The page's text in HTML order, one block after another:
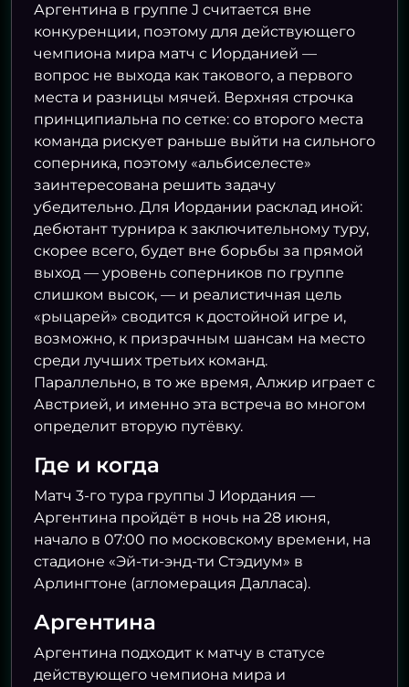
Аргентина в группе J считается вне
конкуренции, поэтому для действующего
чемпиона мира матч с Иорданией —
вопрос не выхода как такового, а первого
места и разницы мячей. Верхняя строчка
принципиальна по сетке: со второго места
команда рискует раньше выйти на сильного
соперника, поэтому «альбиселесте»
заинтересована решить задачу
убедительно. Для Иордании расклад иной:
дебютант турнира к заключительному туру,
скорее всего, будет вне борьбы за прямой
выход — уровень соперников по группе
слишком высок, — и реалистичная цель
«рыцарей» сводится к достойной игре и,
возможно, к призрачным шансам на место
среди лучших третьих команд.
Параллельно, в то же время, Алжир играет с
Австрией, и именно эта встреча во многом
определит вторую путёвку.
Где и когда
Матч 3-го тура группы J Иордания —
Аргентина пройдёт в ночь на 28 июня,
начало в 07:00 по московскому времени, на
стадионе «Эй-ти-энд-ти Стэдиум» в
Арлингтоне (агломерация Далласа).
Аргентина
Аргентина подходит к матчу в статусе
действующего чемпиона мира и